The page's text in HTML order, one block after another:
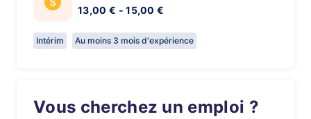
13,00 € - 15,00 €
Intérim Au moins 3 mois d'expérience
Vous cherchez un emploi ?